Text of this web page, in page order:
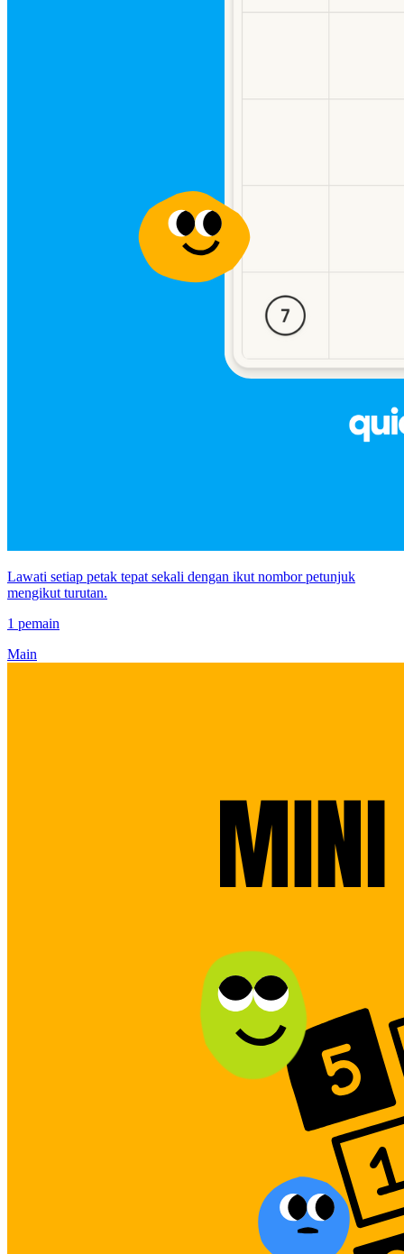
Lawati setiap petak tepat sekali dengan ikut nombor petunjuk
mengikut turutan.
1 pemain
Main